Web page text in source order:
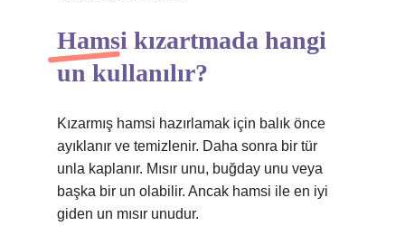
Hamsi kızartmada hangi
un kullanılır?
Kızarmış hamsi hazırlamak için balık önce
ayıklanır ve temizlenir. Daha sonra bir tür
unla kaplanır. Mısır unu, buğday unu veya
başka bir un olabilir. Ancak hamsi ile en iyi
giden un mısır unudur.